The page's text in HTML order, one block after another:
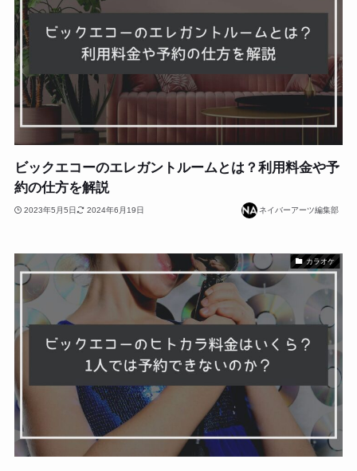
ビックエコーのエレガントルームとは？利用料金や予
約の仕方を解説
2023年5月5日 2024年6月19日 ネイバーアーツ編集部
カラオケ